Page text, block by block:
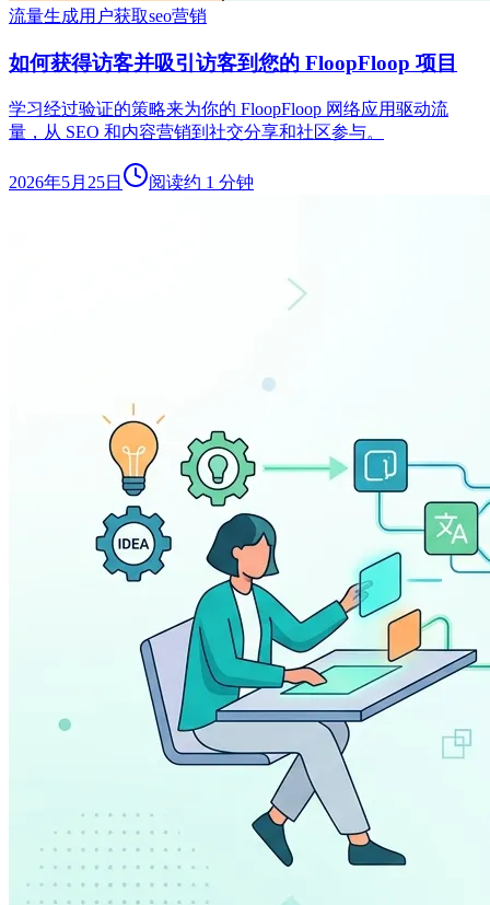
流量生成用户获取seo营销
如何获得访客并吸引访客到您的 FloopFloop 项目
学习经过验证的策略来为你的 FloopFloop 网络应用驱动流
量，从 SEO 和内容营销到社交分享和社区参与。
2026年5月25日 阅读约 1 分钟